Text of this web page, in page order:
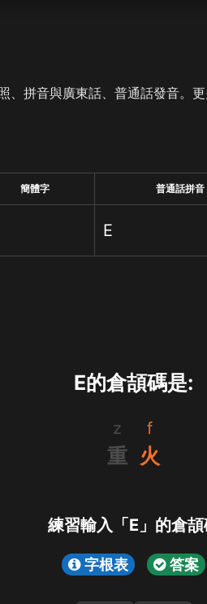
拼音與廣東話、普通話發音。更
簡體字 普通話拼音
Ε
Ε的倉頡碼是:
z
重
f
火
練習輸入「Ε」的倉
字根表 答案